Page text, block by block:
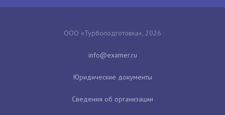
ООО «Турбоподготовка», 2026
Юридические документы
Сведения об организации